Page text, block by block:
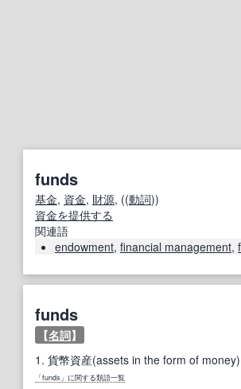
funds
基金, 資金, 財源, ((動詞))
資金を提供する
関連語
endowment, financial management,
funds
【名詞】
1. 貨幣資産(assets in the form of money)
「funds」に関する類語一覧